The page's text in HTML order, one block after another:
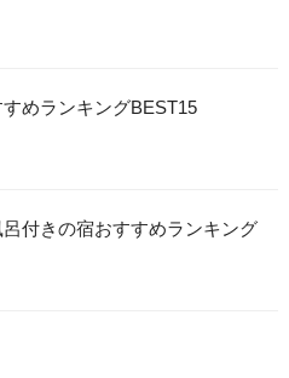
めランキングBEST15
付きの宿おすすめランキング